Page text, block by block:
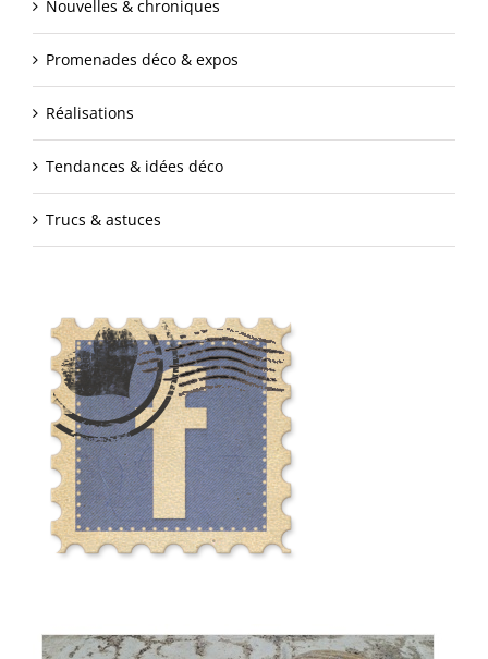
Nouvelles & chroniques
Promenades déco & expos
Réalisations
Tendances & idées déco
Trucs & astuces